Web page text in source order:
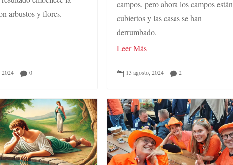
arbustos y flores.
2024  0
campos, pero ahora los campos están
cubiertos y las casas se han
derrumbado.
Leer Más
 13 agosto, 2024  2